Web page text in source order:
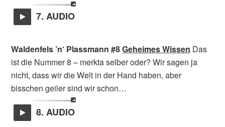
7. AUDIO
Waldenfels ’n‘ Plassmann #8Geheimes Wissen Das
ist die Nummer 8 – merkta selber oder? Wir sagen ja
nicht, dass wir die Welt in der Hand haben, aber
bisschen geiler sind wir schon…
8. AUDIO